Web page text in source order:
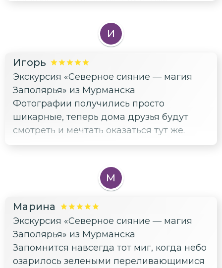
чудесная компания — лучшие
воспоминания зимы!И
Игорь
Экскурсия «Северное сияние — магия
Заполярья» из Мурманска
Фотографии получились просто
шикарные, теперь дома друзья будут
смотреть и мечтать оказаться тут же.
М
Марина
Экскурсия «Северное сияние — магия
Заполярья» из Мурманска
Запомнится навсегда тот миг, когда небо
озарилось зелеными переливающимися